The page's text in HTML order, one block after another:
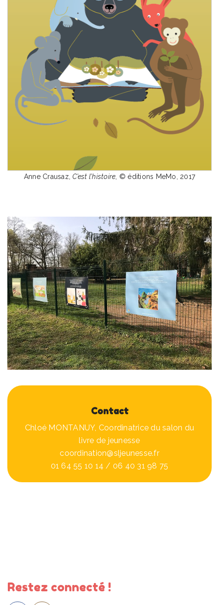
Anne Crausaz,C’est l’histoire , © éditions MeMo, 2017
Contact
Chloé MONTANUY, Coordinatrice du salon du
livre de jeunesse
coordination@sljeunesse.fr
01 64 55 10 14 / 06 40 31 98 75
Restez connecté !